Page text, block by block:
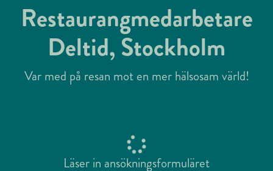
Restaurangmedarbetare
Deltid, Stockholm
Var med på resan mot en mer hälsosam värld!
Läser in ansökningsformuläret